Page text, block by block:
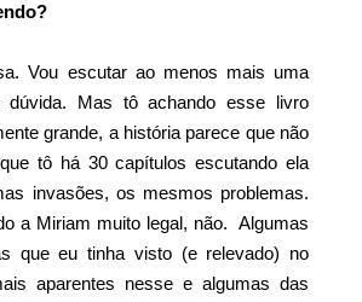
Vou escutar ao menos mais uma
Mas tô achando esse livro
grande, a história parece que não
tô há 30 capítulos escutando ela
invasões, os mesmos problemas.
a Miriam muito legal, não. Algumas
que eu tinha visto (e relevado) no
aparentes nesse e algumas das